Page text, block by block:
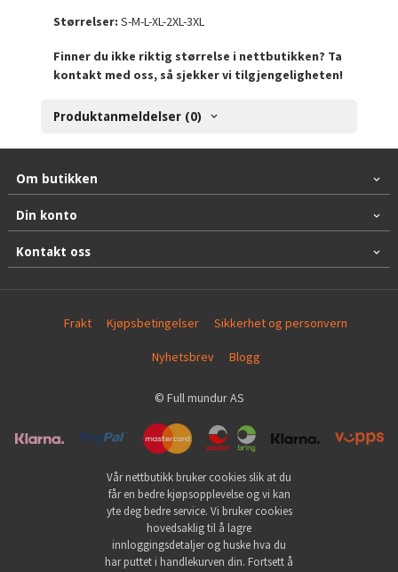
Størrelser: S-M-L-XL-2XL-3XL
Finner du ikke riktig størrelse i nettbutikken? Ta
kontakt med oss, så sjekker vi tilgjengeligheten!
Produktanmeldelser (0)
Om butikken
Din konto
Kontakt oss
Frakt Kjøpsbetingelser Sikkerhet og personvern
Nyhetsbrev Blogg
© Full mundur AS
Vår nettbutikk bruker cookies slik at du
får en bedre kjøpsopplevelse og vi kan
yte deg bedre service. Vi bruker cookies
hovedsaklig til å lagre
innloggingsdetaljer og huske hva du
har puttet i handlekurven din. Fortsett å